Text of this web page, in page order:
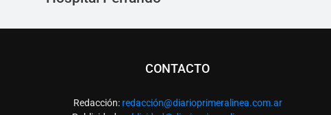
CONTACTO
Redacción: redacción@diarioprimeralinea.com.ar